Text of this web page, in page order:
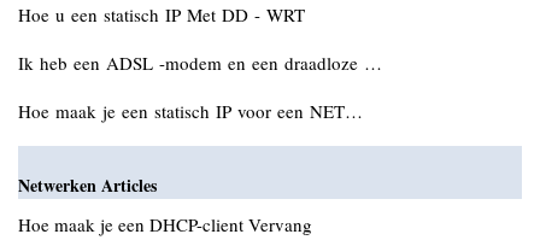
Hoe u een statisch IP Met DD - WRT
Ik heb een ADSL -modem en een draadloze …
Hoe maak je een statisch IP voor een NET…
Netwerken Articles
Hoe maak je een DHCP-client Vervang